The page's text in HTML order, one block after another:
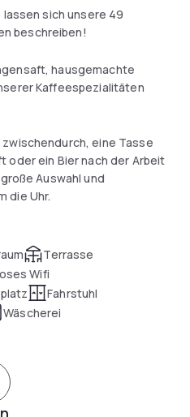
die nicht vorab
befinden sich unmittelbar
lassen sich unsere 49
beschreiben!
hausgemachte
Kaffeespezialitäten
zwischendurch, eine Tasse
oder ein Bier nach der Arbeit
Auswahl und
die Uhr.
Terrasse
Wifi
Fahrstuhl
Wäscherei